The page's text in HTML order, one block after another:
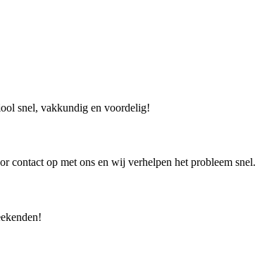
snel, vakkundig en voordelig!
contact op met ons en wij verhelpen het probleem snel.